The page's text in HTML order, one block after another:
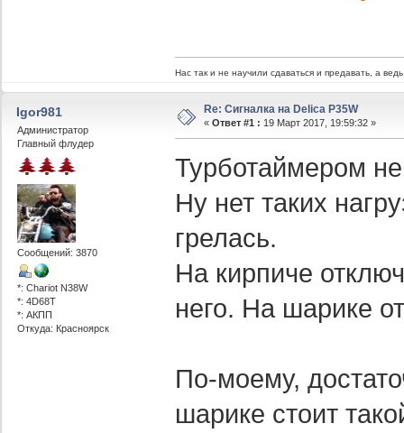
Нас так и не научили сдаваться и предавать, а
Igor981
Администратор
Главный флудер
Сообщений: 3870
*: Chariot N38W
*: 4D68T
*: АКПП
Откуда: Красноярск
Re: Сигналка на Delica P35W
« Ответ #1 : 19 Март 2017, 19:59:32 »
Турботаймером
Ну нет таких
грелась.
На кирпиче
него. На шарике
По-моему,
шарике стоит